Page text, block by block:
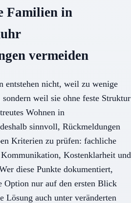
Familien in
vermeiden
entstehen nicht, weil zu wenige
weil sie ohne feste Struktur
Wohnen in
sinnvoll, Rückmeldungen
Kriterien zu prüfen: fachliche
Kostenklarheit und
diese Punkte dokumentiert,
Option nur auf den ersten Blick
Lösung auch unter veränderten